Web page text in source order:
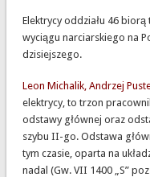
Elektrycy oddziału 46
wyciągu narciarskiego na
dzisiejszego.
Leon Michalik, Andrzej
elektrycy, to trzon
odstawy głównej oraz
szybu II-go. Odstawa
tym czasie, oparta na
nadal (Gw. VII 1400 „S”